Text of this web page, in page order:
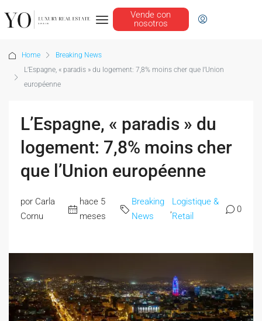
Vende con
nosotros
Home
Breaking News
L’Espagne, « paradis » du logement: 7,8% moins cher que l’Union
européenne
L’Espagne, « paradis » du
logement: 7,8% moins cher
que l’Union européenne
por Carla
Cornu
hace 5
meses
Breaking
News
Logistique &
Retail
0